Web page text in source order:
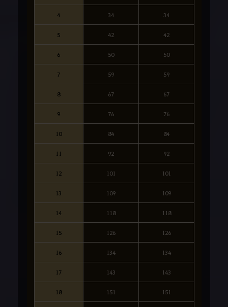
4 34 34
5 42 42
6 50 50
7 59 59
8 67 67
9 76 76
10 84 84
11 92 92
12 101 101
13 109 109
14 118 118
15 126 126
16 134 134
17 143 143
18 151 151